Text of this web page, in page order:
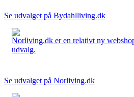
Se udvalget på Bydahlliving.dk
Norliving.dk er en relativt ny
udvalg.
Se udvalget på Norliving.dk